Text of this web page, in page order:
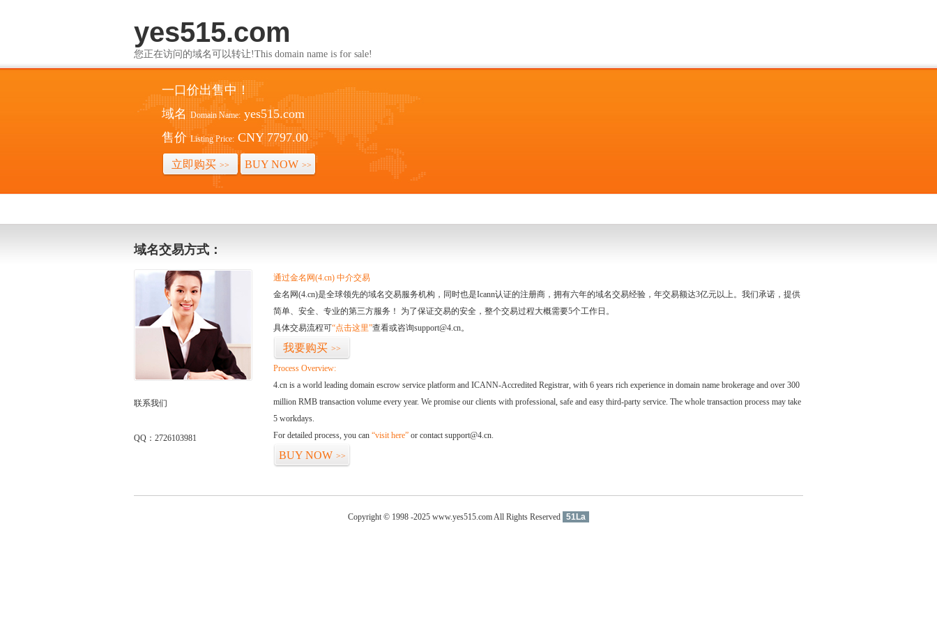
yes515.com
您正在访问的域名可以转让!This domain name is for sale!
一口价出售中！
域名 Domain Name: yes515.com
售价 Listing Price: CNY 7797.00
立即购买 >> BUY NOW >>
域名交易方式：
联系我们
QQ：2726103981
通过金名网(4.cn) 中介交易
金名网(4.cn)是全球领先的域名交易服务机构，同时也是Icann认证的注册商，拥有六年的域名交易经验，年交易额达3亿元以上。我们承诺，提供
简单、安全、专业的第三方服务！ 为了保证交易的安全，整个交易过程大概需要5个工作日。
具体交易流程可“点击这里”查看或咨询support@4.cn。
我要购买 >>
Process Overview:
4.cn is a world leading domain escrow service platform and ICANN-Accredited Registrar, with 6 years rich experience in domain name brokerage and over 300
million RMB transaction volume every year. We promise our clients with professional, safe and easy third-party service. The whole transaction process may take
5 workdays.
For detailed process, you can “visit here” or contact support@4.cn.
BUY NOW >>
Copyright © 1998 -2025 www.yes515.com All Rights Reserved 51La